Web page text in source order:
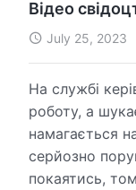
Відео
July 25, 2023
На службі
роботу, а
намагається
серйозно
покаятись,